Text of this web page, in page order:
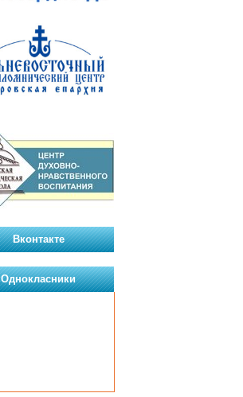
Вконтакте
Однокласники